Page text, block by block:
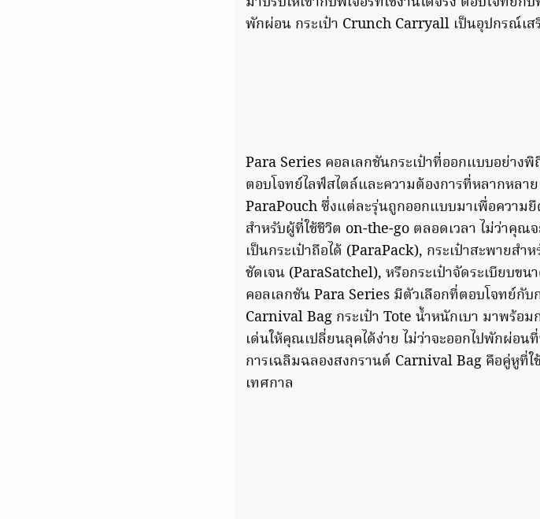
พักผ่อน กระเป๋า Crunch Carryall เป็นอุปกรณ์เ
Para Series คอลเลกชันกระเป๋าที่ออกแบบอย่า
ตอบโจทย์ไลฟ์สไตล์และความต้องการที่หลากหล
ParaPouch ซึ่งแต่ละรุ่นถูกออกแบบมาเพื่อความ
สำหรับผู้ที่ใช้ชีวิต on-the-go ตลอดเวลา ไม่ว่าคุณ
เป็นกระเป๋าถือได้ (ParaPack), กระเป๋าสะพายส
ชัดเจน (ParaSatchel), หรือกระเป๋าจัดระเบียบ
คอลเลกชัน Para Series มีตัวเลือกที่ตอบโจทย์กับ
Carnival Bag กระเป๋า Tote น้ำหนักเบา มาพร้
เด่นให้คุณเปลี่ยนลุคได้ง่าย ไม่ว่าจะออกไปพักผ่อ
การเฉลิมฉลองสงกรานต์ Carnival Bag คือคู่หูที่ใ
เทศกาล